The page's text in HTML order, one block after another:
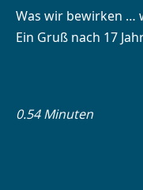
Was wir bewirken …
Ein Gruß nach 17
0.54 Minuten